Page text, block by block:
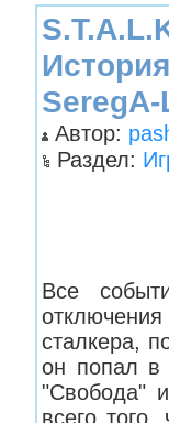
SeregA-
Автор:
Раздел:
Все
сталкера,
он попал в
"Свобода"
всего